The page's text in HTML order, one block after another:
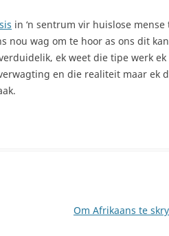
in ‘n sentrum vir huislose mense
nou wag om te hoor as ons dit kan
ek weet die tipe werk ek
en die realiteit maar ek
Om Afrikaans te